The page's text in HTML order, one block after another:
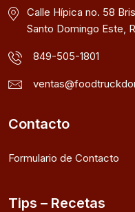
Calle Hípica no. 58
Santo Domingo Este,
849-505-1801
Contacto
Formulario de Contacto
Tips – Recetas